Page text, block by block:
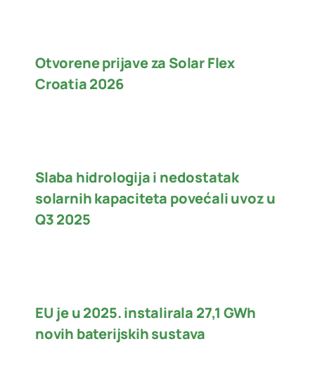
Otvorene prijave za Solar Flex
Croatia 2026
Slaba hidrologija i nedostatak
solarnih kapaciteta povećali uvoz u
Q3 2025
EU je u 2025. instalirala 27,1 GWh
novih baterijskih sustava